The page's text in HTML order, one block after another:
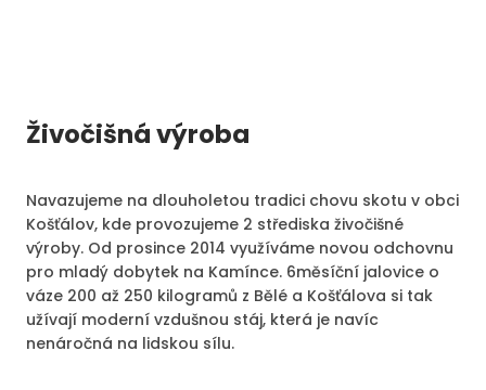
Živočišná výroba
Navazujeme na dlouholetou tradici chovu skotu v obci
Košťálov, kde provozujeme 2 střediska živočišné
výroby. Od prosince 2014 využíváme novou odchovnu
pro mladý dobytek na Kamínce. 6měsíční jalovice o
váze 200 až 250 kilogramů z Bělé a Košťálova si tak
užívají moderní vzdušnou stáj, která je navíc
nenáročná na lidskou sílu.